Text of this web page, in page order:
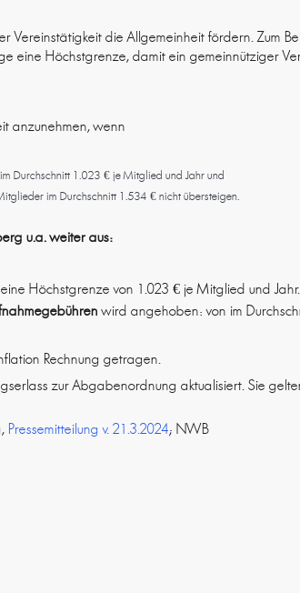
Vereinstätigkeit die Allgemeinheit fördern. Zum
eine Höchstgrenze, damit ein gemeinnütziger
anzunehmen, wenn
Durchschnitt 1.023 € je Mitglied und Jahr und
im Durchschnitt 1.534 € nicht übersteigen.
u.a. weiter aus:
Höchstgrenze von 1.023 € je Mitglied und
wird angehoben: von im
Rechnung getragen.
zur Abgabenordnung aktualisiert. Sie
Pressemitteilung v. 21.3.2024; NWB